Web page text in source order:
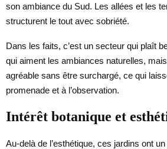
son ambiance du Sud. Les allées et les
structurent le tout avec sobriété.
Dans les faits, c’est un secteur qui plaît
qui aiment les ambiances naturelles,
agréable sans être surchargé, ce qui
promenade et à l’observation.
Intérêt botanique et
Au-delà de l’esthétique, ces jardins ont